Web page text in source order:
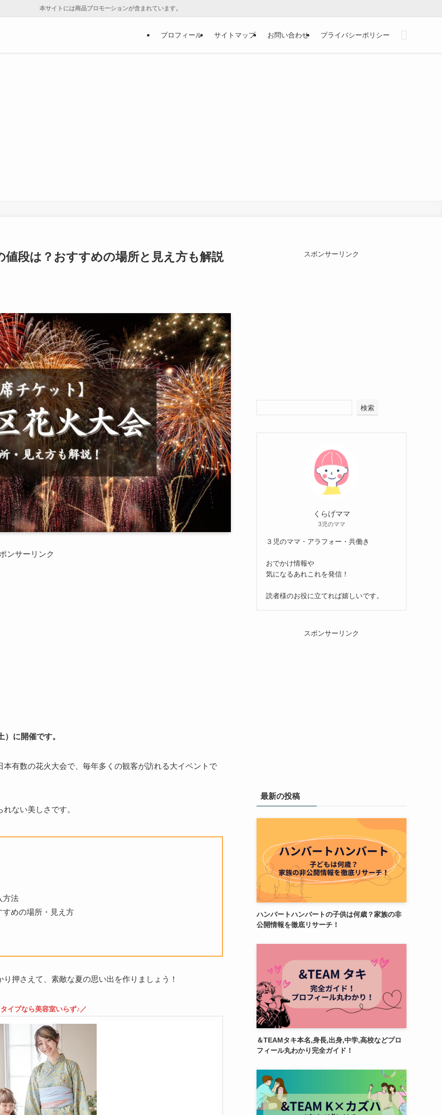
本サイトには商品プロモーションが含まれています。
プロフィール サイトマップ お問い合わせ プライバシーポリシー
値段は？おすすめの場所と見え方も解説
ンサーリンク
に開催です。
有数の花火大会で、毎年多くの観客が訪れる大イベントで
ない美しさです。
方法
めの場所・見え方
押さえて、素敵な夏の思い出を作りましょう！
イプなら美容室いらず♪／
スポンサーリンク
検索
くらげママ
3児のママ
３児のママ・アラフォー・共働き
おでかけ情報や
気になるあれこれを発信！
読者様のお役に立てれば嬉しいです。
スポンサーリンク
最新の投稿
ハンバートハンバートの子供は何歳？家族の非
公開情報を徹底リサーチ！
＆TEAMタキ本名,身長,出身,中学,高校などプロ
フィール丸わかり完全ガイド！